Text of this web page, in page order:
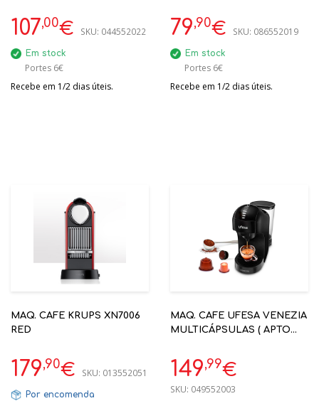
107,00€ SKU: 044552022
Em stock
Portes 6€
Recebe em 1/2 dias úteis.
79,90€ SKU: 086552019
Em stock
Portes 6€
Recebe em 1/2 dias úteis.
MAQ. CAFE KRUPS XN7006
RED
179,90€ SKU: 013552051
Por encomenda
MAQ. CAFE UFESA VENEZIA
MULTICÁPSULAS ( APTO
DOLCE GUSTO / CAFÉ
MOIDO)
149,99€
SKU: 049552003